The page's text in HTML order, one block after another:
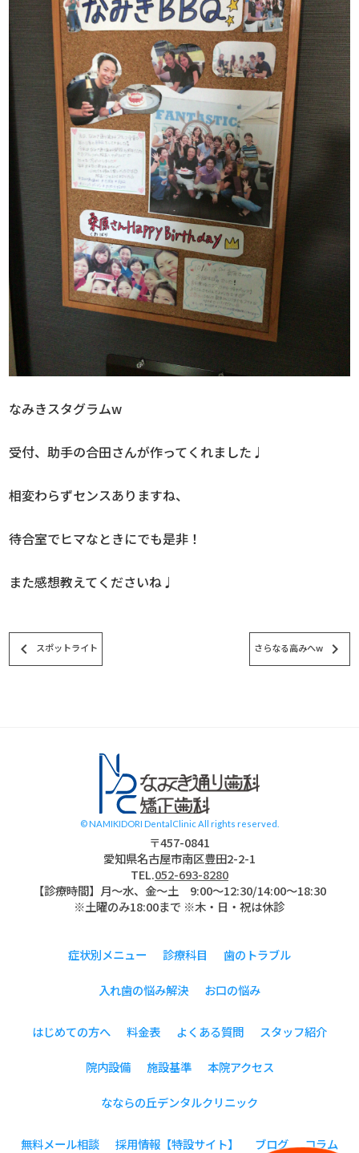
なみきスタグラムw
受付、助手の合田さんが作ってくれました♩
相変わらずセンスありますね、
待合室でヒマなときにでも是非！
また感想教えてくださいね♩
keyboard_arrow_left スポットライト さらなる高みへw keyboard_arrow_right
© NAMIKIDORI DentalClinic All rights reserved.
〒457-0841
愛知県名古屋市南区豊田2-2-1
TEL.052-693-8280
【診療時間】月〜水、金～土 9:00〜12:30/14:00～18:30
※土曜のみ18:00まで ※木・日・祝は休診
症状別メニュー 診療科目 歯のトラブル
入れ歯の悩み解決 お口の悩み
はじめての方へ 料金表 よくある質問 スタッフ紹介
院内設備 施設基準 本院アクセス
なならの丘デンタルクリニック
無料メール相談 採用情報【特設サイト】 ブログ コラム